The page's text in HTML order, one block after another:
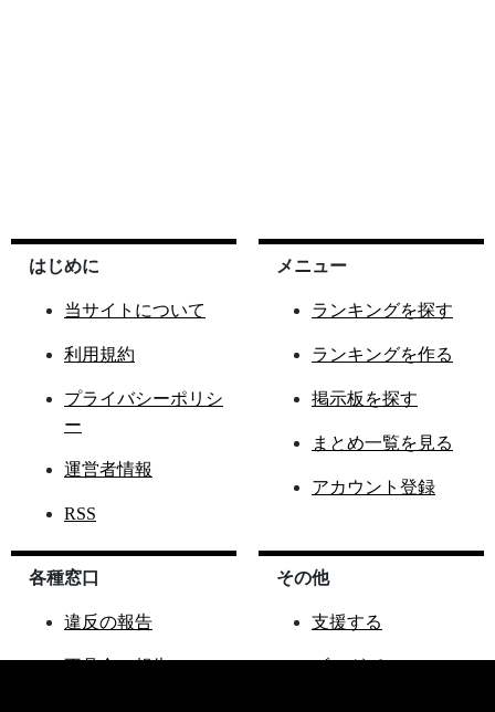
はじめに
当サイトについて
利用規約
プライバシーポリシ
ー
運営者情報
RSS
メニュー
ランキングを探す
ランキングを作る
掲示板を探す
まとめ一覧を見る
アカウント登録
各種窓口
違反の報告
不具合の報告
その他
支援する
ブログパーツ